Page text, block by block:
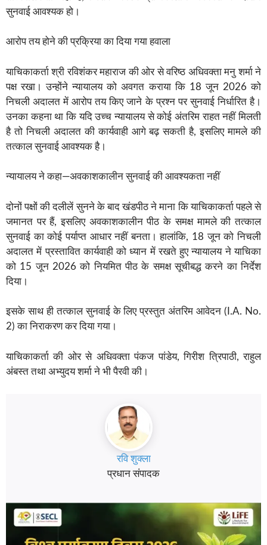
सुनवाई आवश्यक हो।
आरोप तय होने की प्रक्रिया का दिया गया हवाला
याचिकाकर्ता श्री रविशंकर महाराज की ओर से वरिष्ठ अधिवक्ता मनु शर्मा ने
पक्ष रखा। उन्होंने न्यायालय को अवगत कराया कि 18 जून 2026 को
निचली अदालत में आरोप तय किए जाने के प्रश्न पर सुनवाई निर्धारित है।
उनका कहना था कि यदि उच्च न्यायालय से कोई अंतरिम राहत नहीं मिलती
है तो निचली अदालत की कार्यवाही आगे बढ़ सकती है, इसलिए मामले की
तत्काल सुनवाई आवश्यक है।
न्यायालय ने कहा—अवकाशकालीन सुनवाई की आवश्यकता नहीं
दोनों पक्षों की दलीलें सुनने के बाद खंडपीठ ने माना कि याचिकाकर्ता पहले से
जमानत पर हैं, इसलिए अवकाशकालीन पीठ के समक्ष मामले की तत्काल
सुनवाई का कोई पर्याप्त आधार नहीं बनता। हालांकि, 18 जून को निचली
अदालत में प्रस्तावित कार्यवाही को ध्यान में रखते हुए न्यायालय ने याचिका
को 15 जून 2026 को नियमित पीठ के समक्ष सूचीबद्ध करने का निर्देश
दिया।
इसके साथ ही तत्काल सुनवाई के लिए प्रस्तुत अंतरिम आवेदन (I.A. No.
2) का निराकरण कर दिया गया।
याचिकाकर्ता की ओर से अधिवक्ता पंकज पांडेय, गिरीश त्रिपाठी, राहुल
अंबस्त तथा अभ्युदय शर्मा ने भी पैरवी की।
रवि शुक्ला
प्रधान संपादक